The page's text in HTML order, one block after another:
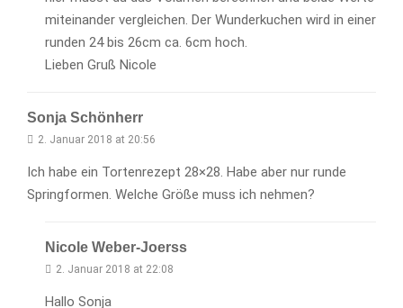
miteinander vergleichen. Der Wunderkuchen wird in einer
runden 24 bis 26cm ca. 6cm hoch.
Lieben Gruß Nicole
Sonja Schönherr
2. Januar 2018 at 20:56
Ich habe ein Tortenrezept 28×28. Habe aber nur runde
Springformen. Welche Größe muss ich nehmen?
Nicole Weber-Joerss
2. Januar 2018 at 22:08
Hallo Sonja